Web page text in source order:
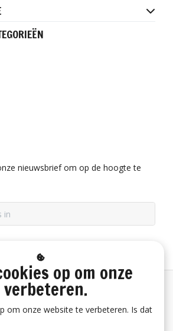
nieuwsbrief om op de hoogte te
op om onze
om onze website te verbeteren. Is dat